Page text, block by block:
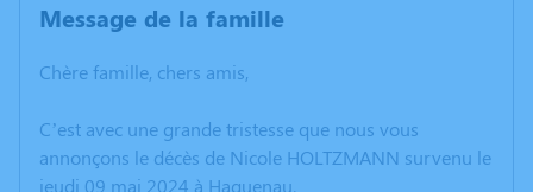
Message de la famille
Chère famille, chers amis,
C’est avec une grande tristesse que nous vous
annonçons le décès de Nicole HOLTZMANN survenu le
jeudi 09 mai 2024 à Haguenau.